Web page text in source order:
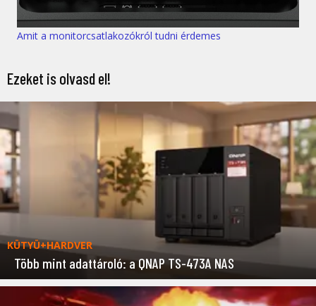
Amit a monitorcsatlakozókról tudni érdemes
Ezeket is olvasd el!
KÜTYÜ+HARDVER
Több mint adattároló: a QNAP TS-473A NAS